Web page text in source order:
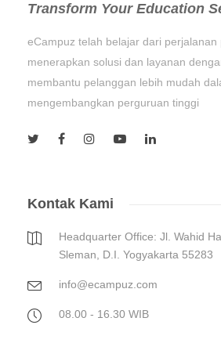
Transform Your Education
eCampuz telah belajar dari perjalanan
menerapkan solusi dan layanan
membantu pelanggan lebih mudah
mengembangkan perguruan tinggi
Kontak Kami
Headquarter Office: Jl. Wahid
Sleman, D.I. Yogyakarta 55283
info@ecampuz.com
08.00 - 16.30 WIB